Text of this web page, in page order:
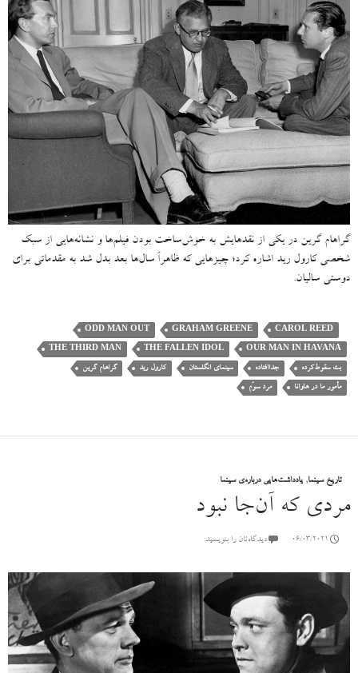
گراهام گرین در یکی از نقدهایش به خوش‌ساخت بودن فیلم‌ها و نشانه‌هایی از سبک
شخصی کارول رید اشاره کرد؛ چیزهایی که ظاهراً سال‌ها بعد بدل شد به مقدماتی برای
دوستی سالیان.
CAROL REED
GRAHAM GREENE
ODD MAN OUT
OUR MAN IN HAVANA
THE FALLEN IDOL
THE THIRD MAN
بت سقوط‌کرده جداافتاده سینمای انگلستان کارول رید گراهام گرین
مأمور ما در هاوانا مرد سوّم
تاریخ سینما, یادداشت‌هایی درباره‌ی سینما
مردی که آن‌جا نبود
06/03/2021 دیدگاه‌تان را بنویسید: